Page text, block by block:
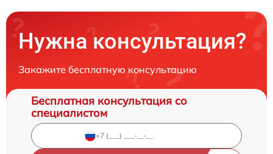
Нужна консультация?
Закажите бесплатную консультацию
Бесплатная консультация со
специалистом